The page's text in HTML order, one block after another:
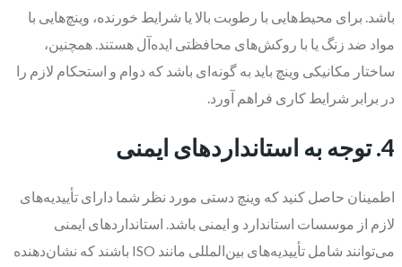
باشد. برای محیط‌هایی با رطوبت بالا یا شرایط خورنده، وینچ‌هایی با
مواد ضد زنگ یا با روکش‌های محافظتی ایده‌آل هستند. همچنین،
ساختار مکانیکی وینچ باید به گونه‌ای باشد که دوام و استحکام لازم را
در برابر شرایط کاری فراهم آورد.
4. توجه به استانداردهای ایمنی
اطمینان حاصل کنید که وینچ دستی مورد نظر شما دارای تأییدیه‌های
لازم از موسسات استاندارد و ایمنی باشد. استانداردهای ایمنی
می‌توانند شامل تأییدیه‌های بین‌المللی مانند ISO باشند که نشان‌دهنده